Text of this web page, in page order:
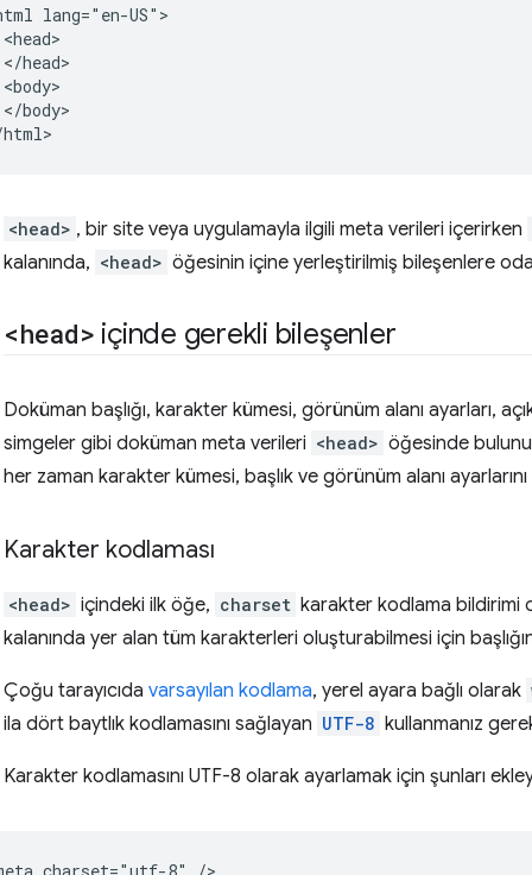
lang="en-US">
head>
body>
<head> , bir site veya uygulamayla ilgili meta verileri içerirken
kalanında, <head> öğesinin içine yerleştirilmiş bileşenlere
<head> içinde gerekli bileşenler
Doküman başlığı, karakter kümesi, görünüm alanı ayarları,
simgeler gibi doküman meta verileri <head> öğesinde
her zaman karakter kümesi, başlık ve görünüm alanı
Karakter kodlaması
<head> içindeki ilk öğe, charset karakter kodlama bildirimi
kalanında yer alan tüm karakterleri oluşturabilmesi için
Çoğu tarayıcıda varsayılan kodlama, yerel ayara bağlı olarak
ila dört baytlık kodlamasını sağlayan UTF-8 kullanmanız
Karakter kodlamasını UTF-8 olarak ayarlamak için şunları